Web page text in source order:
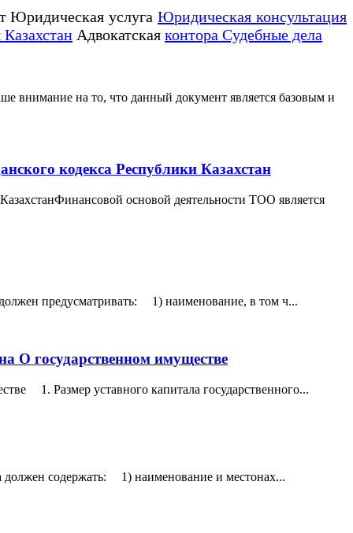
Юридическая услугаЮридическая консультация
Адвокатская контора Судебные дела
внимание на то, что данный документ является базовым и
кодекса Республики Казахстан
основой деятельности ТОО является
предусматривать: 1) наименование, в том ч...
О государственном имуществе
1. Размер уставного капитала государственного...
должен содержать: 1) наименование и местонах...